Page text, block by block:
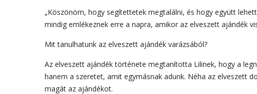
„Köszönöm, hogy segítettetek megtalálni, és hogy együtt
mindig emlékeznek erre a napra, amikor az elveszett ajándék
Mit tanulhatunk az elveszett ajándék varázsából?
Az elveszett ajándék története megtanította Lilinek, hogy a
hanem a szeretet, amit egymásnak adunk. Néha az elveszett
magát az ajándékot.